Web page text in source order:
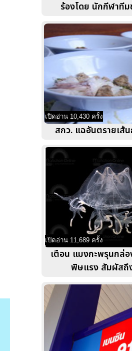
ร้องโดย นักกีฬาที
เปิดอ่าน 10,430 ครั้ง
สกว. แฉอันตรายเส้
เปิดอ่าน 11,689 ครั้ง
เตือน แมงกะพรุนกล่อ
พิษแรง สัมผัสถึ